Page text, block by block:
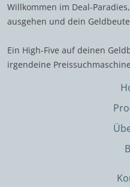
Willkommen im Deal-
ausgehen und dein
Ein High-Five auf deinen
irgendeine